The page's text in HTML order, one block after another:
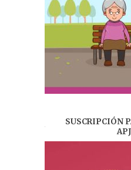
SUSCRIPCIÓN